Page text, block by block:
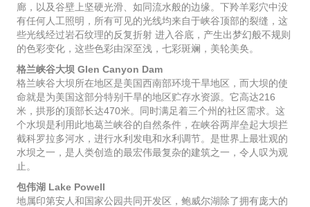
廊，以及谷壁上坚硬光滑、如同流水般的边缘。下羚羊彩穴中没
有任何人工照明，所有可见的光线均来自于峡谷顶部的裂缝，这
些光线经过岩石纹理的反复折射 进入谷底，产生出梦幻般不规则
的色彩变化，这些色彩由深至浅，七彩斑斓，美轮美奂。
格兰峡谷大坝 Glen Canyon Dam
格兰峡谷大坝所在地区是美国西南部环境干旱地区，而大坝的使
命就是为美国这部分特别干旱的地区贮存水资源。它高达216
米，拱形的顶部长达470米。同时满足着三个州的社区需求。这
个水坝是利用此地葛兰峡谷的自然条件，在峡谷两岸垒起大坝拦
截科罗拉多河水，进行水利发电和水利调节。是世界上最壮观的
水坝之一，是人类创造的最宏伟最复杂的建筑之一，令人叹为观
止。
包伟湖 Lake Powell
地属印第安人和国家公园共同开发区，鲍威尔湖除了拥有庞大的